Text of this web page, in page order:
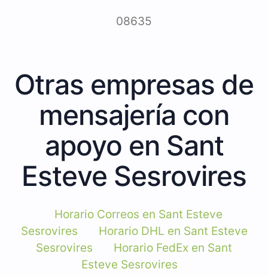
08635
Otras empresas de
mensajería con
apoyo en Sant
Esteve Sesrovires
Horario Correos en Sant Esteve
Sesrovires
Horario DHL en Sant Esteve
Sesrovires
Horario FedEx en Sant
Esteve Sesrovires